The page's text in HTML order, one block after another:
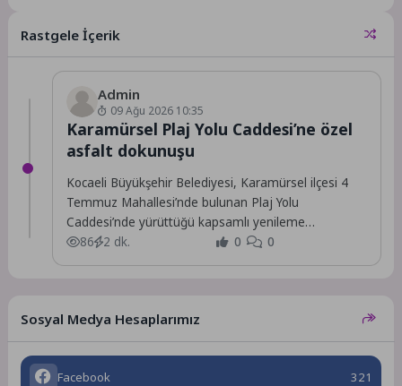
Rastgele İçerik
Admin
09 Ağu 2026 10:35
Karamürsel Plaj Yolu Caddesi’ne özel
asfalt dokunuşu
Kocaeli Büyükşehir Belediyesi, Karamürsel ilçesi 4
Temmuz Mahallesi’nde bulunan Plaj Yolu
Caddesi’nde yürüttüğü kapsamlı yenileme
çalışmalarını tamamladı.
86 2 dk. 0 0
Sosyal Medya Hesaplarımız
Facebook 321